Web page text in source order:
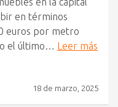
en términos
euros por metro
el último… Leer más
18 de marzo, 2025